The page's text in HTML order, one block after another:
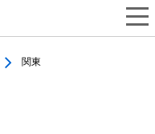
関東